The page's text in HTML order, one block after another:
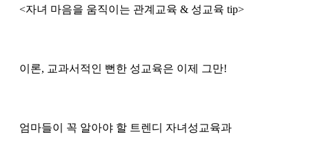
<자녀 마음을 움직이는 관계교육 & 성교육 tip>
이론, 교과서적인 뻔한 성교육은 이제 그만!
엄마들이 꼭 알아야 할 트렌디 자녀성교육과